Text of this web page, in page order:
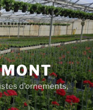
d'ornements,